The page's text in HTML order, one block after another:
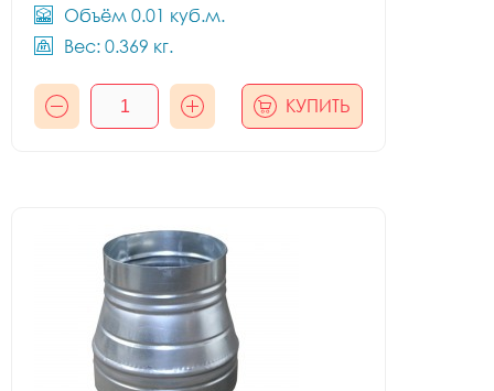
Объём 0.01 куб.м.
Вес: 0.369 кг.
КУПИТЬ